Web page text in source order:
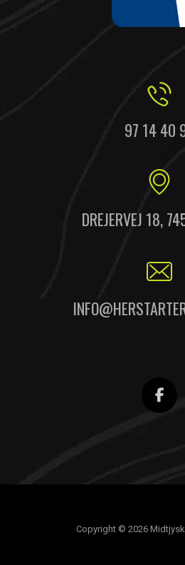
97 14 40
DREJERVEJ 18,
Copyright © 2026